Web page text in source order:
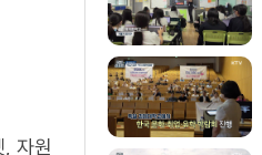
자원